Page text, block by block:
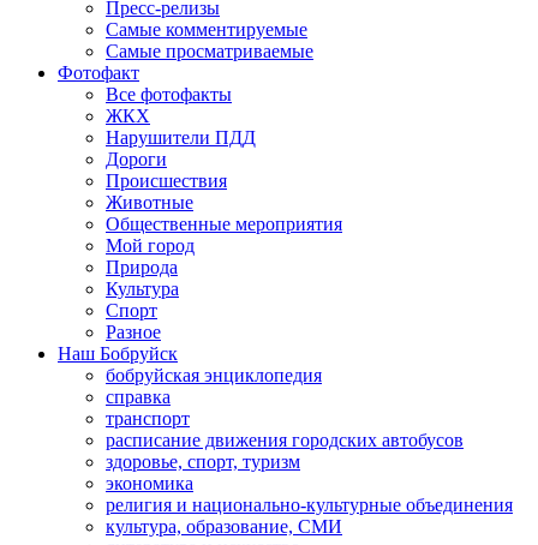
Пресс-релизы
Самые комментируемые
Самые просматриваемые
Фотофакт
Все фотофакты
ЖКХ
Нарушители ПДД
Дороги
Происшествия
Животные
Общественные мероприятия
Мой город
Природа
Культура
Спорт
Разное
Наш Бобруйск
бобруйская энциклопедия
справка
транспорт
расписание движения городских автобусов
здоровье, спорт, туризм
экономика
религия и национально-культурные объединения
культура, образование, СМИ